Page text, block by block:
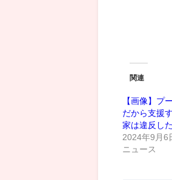
関連
【画像】プ
だから支援
家は違反し
2024年9月6
ニュース